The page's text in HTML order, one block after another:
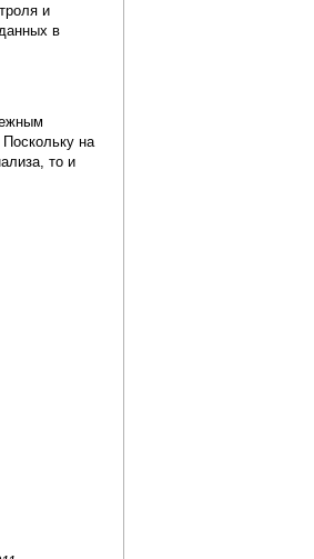
и
в
на
то и